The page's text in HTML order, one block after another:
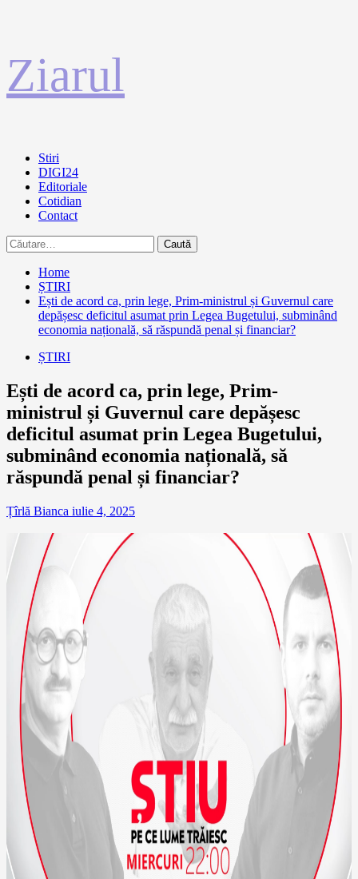
la
conținut
Ziarul
Primary
Menu
Stiri
DIGI24
Editoriale
Cotidian
Contact
Caută
după:
Home
ȘTIRI
Ești de acord ca, prin lege, Prim-ministrul și Guvernul care
depășesc deficitul asumat prin Legea Bugetului, subminând
economia națională, să răspundă penal și financiar?
ȘTIRI
Ești de acord ca, prin lege, Prim-
ministrul și Guvernul care depășesc
deficitul asumat prin Legea Bugetului,
subminând economia națională, să
răspundă penal și financiar?
Țîrlă Bianca iulie 4, 2025